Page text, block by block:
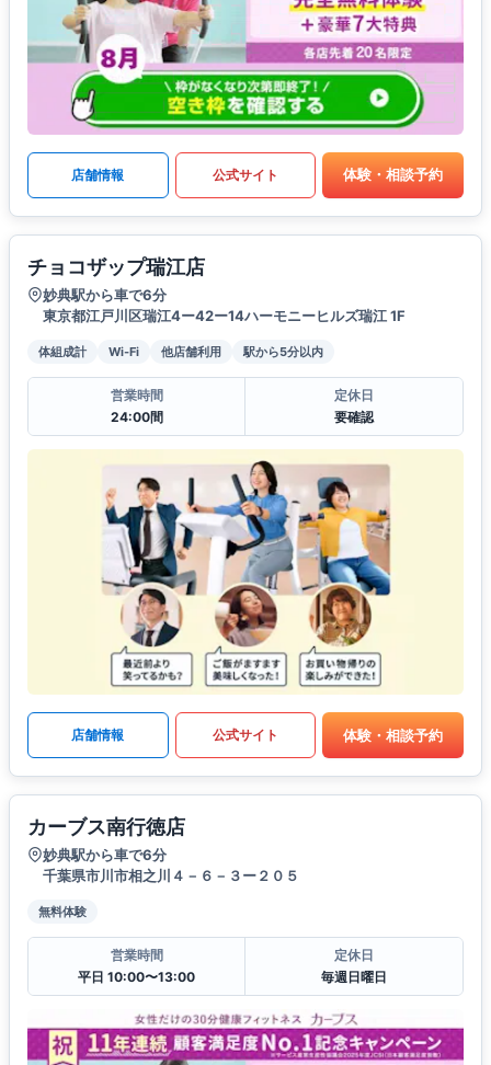
店舗情報 公式サイト 体験・相談予約
チョコザップ瑞江店
妙典駅から車で6分
東京都江戸川区瑞江4ー42ー14ハーモニーヒルズ瑞江 1F
体組成計 Wi-Fi 他店舗利用 駅から5分以内
営業時間
24:00間
定休日
要確認
店舗情報 公式サイト 体験・相談予約
カーブス南行徳店
妙典駅から車で6分
千葉県市川市相之川４－６－３ー２０５
無料体験
営業時間
平日 10:00〜13:00
定休日
毎週日曜日